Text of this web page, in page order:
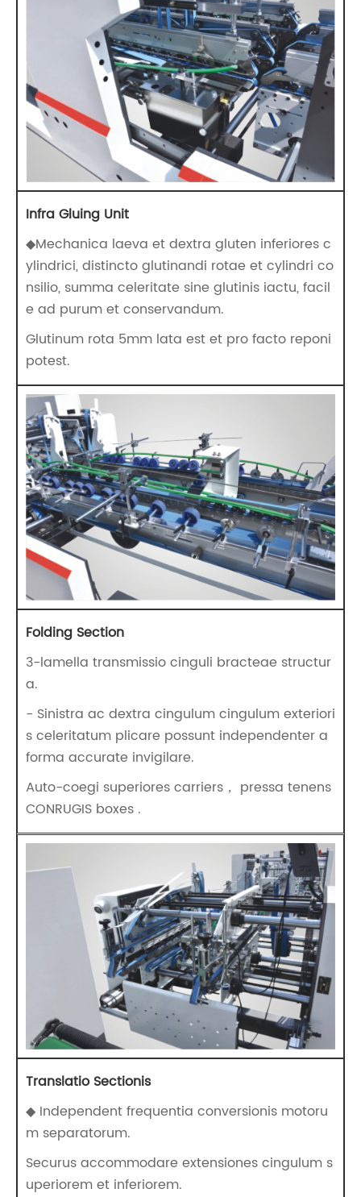
Infra Gluing Unit
◆Mechanica laeva et dextra gluten inferiores c
ylindrici, distincto glutinandi rotae et cylindri co
nsilio, summa celeritate sine glutinis iactu, facil
e ad purum et conservandum.
Glutinum rota 5mm lata est et pro facto reponi
potest.
Folding Section
3-lamella transmissio cinguli bracteae structur
a.
- Sinistra ac dextra cingulum cingulum exteriori
s celeritatum plicare possunt independenter a
forma accurate invigilare.
Auto-coegi superiores carriers， pressa tenens
CONRUGIS boxes .
Translatio Sectionis
◆ Independent frequentia conversionis motoru
m separatorum.
Securus accommodare extensiones cingulum s
uperiorem et inferiorem.